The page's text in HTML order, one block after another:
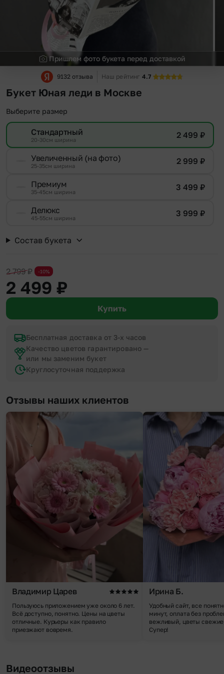
Пришлем фото букета перед доставкой
9132 отзыва Наш рейтинг 4.7
Букет Юная леди в Москве
Выберите размер
Стандартный
20-30см ширина 2 499 ₽
Увеличенный (на фото)
25-35см ширина 2 999 ₽
Премиум
35-45см ширина 3 499 ₽
Делюкс
45-55см ширина 3 999 ₽
Состав букета
2 799₽ -10%
2 499 ₽
Купить
Бесплатная доставка от 3-х часов
Качество цветов гарантировано —
или мы заменим букет
Круглосуточная поддержка
Отзывы наших клиентов
Владимир Царев
Пользуюсь приложением уже около 6 лет.
Всё доступно, понятно. Цены на цветы
отличные. Курьеры как правило
приезжают вовремя.
Ирина Б.
Удобный сайт, все
минут, оплата без
вежливый, цветы
Супер!
Видеоотзывы